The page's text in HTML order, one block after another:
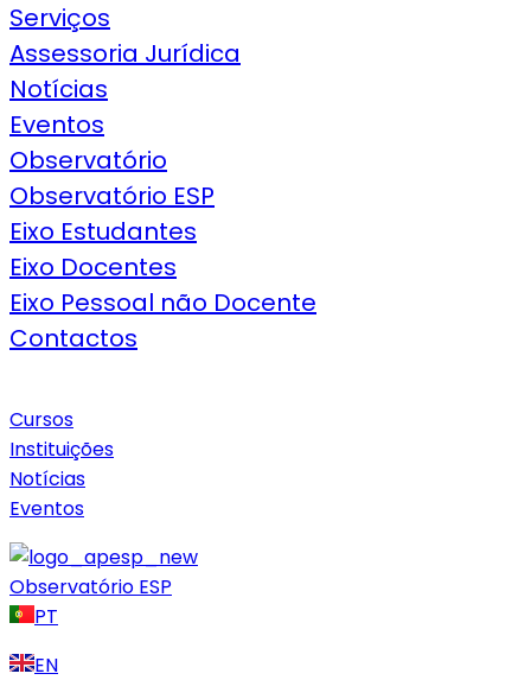
Serviços
Assessoria Jurídica
Notícias
Eventos
Observatório
Observatório ESP
Eixo Estudantes
Eixo Docentes
Eixo Pessoal não Docente
Contactos
Cursos
Instituições
Notícias
Eventos
Observatório ESP
PT
EN